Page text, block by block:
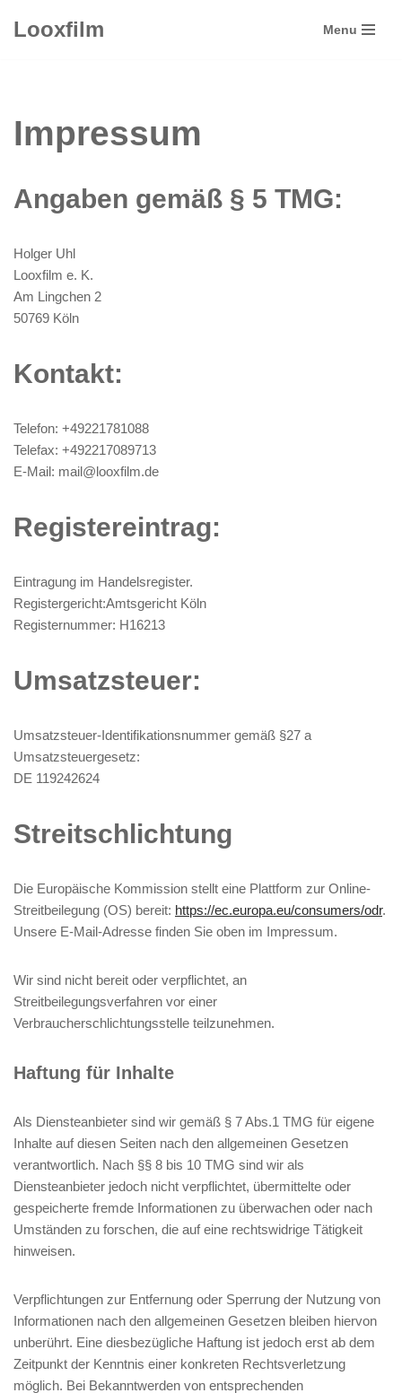
Looxfilm Menu
Impressum
Angaben gemäß § 5 TMG:
Holger Uhl
Looxfilm e. K.
Am Lingchen 2
50769 Köln
Kontakt:
Telefon: +49221781088
Telefax: +492217089713
E-Mail: mail@looxfilm.de
Registereintrag:
Eintragung im Handelsregister.
Registergericht:Amtsgericht Köln
Registernummer: H16213
Umsatzsteuer:
Umsatzsteuer-Identifikationsnummer gemäß §27 a
Umsatzsteuergesetz:
DE 119242624
Streitschlichtung
Die Europäische Kommission stellt eine Plattform zur Online-
Streitbeilegung (OS) bereit: https://ec.europa.eu/consumers/odr.
Unsere E-Mail-Adresse finden Sie oben im Impressum.
Wir sind nicht bereit oder verpflichtet, an
Streitbeilegungsverfahren vor einer
Verbraucherschlichtungsstelle teilzunehmen.
Haftung für Inhalte
Als Diensteanbieter sind wir gemäß § 7 Abs.1 TMG für eigene
Inhalte auf diesen Seiten nach den allgemeinen Gesetzen
verantwortlich. Nach §§ 8 bis 10 TMG sind wir als
Diensteanbieter jedoch nicht verpflichtet, übermittelte oder
gespeicherte fremde Informationen zu überwachen oder nach
Umständen zu forschen, die auf eine rechtswidrige Tätigkeit
hinweisen.
Verpflichtungen zur Entfernung oder Sperrung der Nutzung von
Informationen nach den allgemeinen Gesetzen bleiben hiervon
unberührt. Eine diesbezügliche Haftung ist jedoch erst ab dem
Zeitpunkt der Kenntnis einer konkreten Rechtsverletzung
möglich. Bei Bekanntwerden von entsprechenden